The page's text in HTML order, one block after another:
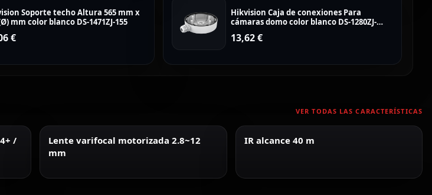
Soporte techo Altura 565 mm x
mm color blanco DS-1471ZJ-155
€
Hikvision Caja de conexiones Para
cámaras domo color blanco DS-1280ZJ-
13,62€
VER TODAS LAS CARACTERÍSTICAS
/
Lente varifocal motorizada 2.8~12
mm
IR alcance 40 m